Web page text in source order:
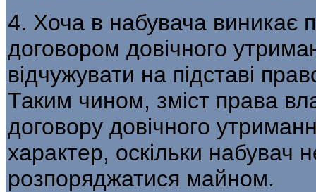
4. Хоча в набувача виникає
договором довічного
відчужувати на підставі
Таким чином, зміст права
договору довічного
характер, оскільки набувач
розпоряджатися майном.